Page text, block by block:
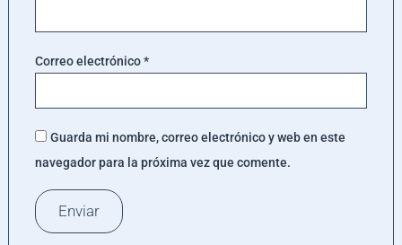
Correo electrónico*
Guarda mi nombre, correo electrónico y web en este
navegador para la próxima vez que comente.